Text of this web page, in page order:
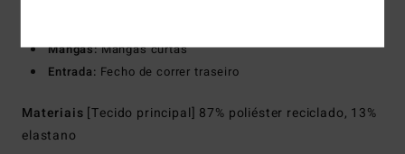
Mangas:Mangas curtas
Entrada: Fecho de correr traseiro
Materiais [Tecido principal] 87% poliéster reciclado, 13%
elastano